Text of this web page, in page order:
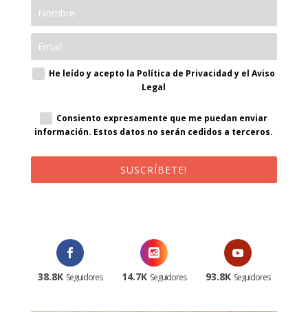
He leído y acepto la Política de Privacidad y el Aviso
Legal
Consiento expresamente que me puedan enviar
información. Estos datos no serán cedidos a terceros.
SUSCRÍBETE!
38.8K Seguidores 14.7K Seguidores 93.8K Seguidores